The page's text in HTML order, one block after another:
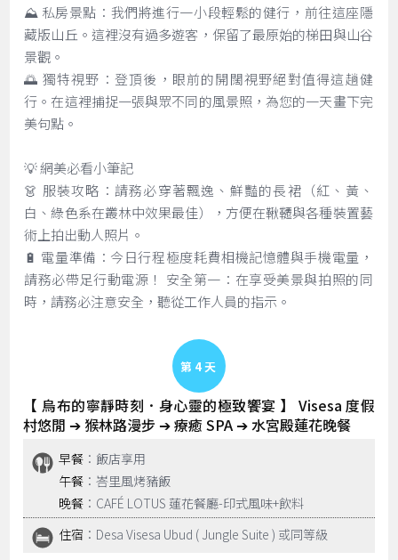
⛰️ 私房景點：我們將進行一小段輕鬆的健行，前往這座隱
藏版山丘。這裡沒有過多遊客，保留了最原始的梯田與山谷
景觀。
🌅 獨特視野：登頂後，眼前的開闊視野絕對值得這趟健
行。在這裡捕捉一張與眾不同的風景照，為您的一天畫下完
美句點。
💡 網美必看小筆記
👗 服裝攻略：請務必穿著飄逸、鮮豔的長裙（紅、黃、
白、綠色系在叢林中效果最佳），方便在鞦韆與各種裝置藝
術上拍出動人照片。
🔋 電量準備：今日行程極度耗費相機記憶體與手機電量，
請務必帶足行動電源！ 安全第一：在享受美景與拍照的同
時，請務必注意安全，聽從工作人員的指示。
Day 4
【 烏布的寧靜時刻．身心靈的極致饗宴 】 Visesa 度假
村悠閒 ➔ 猴林路漫步 ➔ 療癒 SPA ➔ 水宮殿蓮花晚餐
早餐 ：飯店享用
午餐 ：峇里風烤豬飯
晚餐 ：CAFÉ LOTUS 蓮花餐廳-印式風味+飲料
住宿 ：Desa Visesa Ubud ( Jungle Suite ) 或同等級